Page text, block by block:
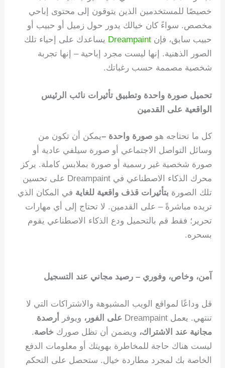
خصيصًا للمستخدمين الذين يتوقون إلى محتوى إباحي
مخصص. سواءً كان خيالك يدور حول زميل أو حبيب أو
حبيب سابق، فإنDreampaint يساعدك على إحياء تلك
الصور الذهنية. إنها ليست مجرد إباحية – إنها تجربة
شخصية مصممة حسب رغباتك.
تحميل صورة واحدة وتطبيق تأثيرات نائب الرئيس
الواقعية على القدمين
كل ما تحتاجه هوصورة واحدة –يمكن أن تكون من
وسائل التواصل الاجتماعي أو صورة سيلفي عادية أو
صورة شخصية غير رسمية أو صورة بملابس كاملة. يركز
محرك الذكاء الاصطناعي في Dreampaint على تحسين
تلك الصورة بتأثيرات قذف واقعية للغاية في المكان الذي
تريده مباشرةً – على القدمين. لا تحتاج إلى أي مهارات
تحرير؛ فقط قم بالتحميل ودع الذكاء الاصطناعي يقوم
بسحره.
آمن، وخاص، وفوري – رصيد مجاني عند التسجيل
قل وداعًا لمواقع الويب المشبوهة والاشتراكات التي لا
تنتهي. يعمل Dreampaint
على الفور، ويوفر
أرصدة
مجانية عند الاشتراك، ويضمن أن تظل صورك خاصة.
ليست هناك حاجة للمخاطرة بهويتك أو معلومات الدفع
الخاصة بك لمجرد مطاردة خيال. ستحصل على التحكم